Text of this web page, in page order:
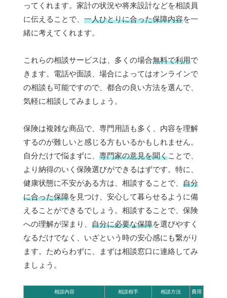
ってくれます。家計の状況や将来設計などを相談員
に伝えることで、 一人ひとりに合った保障内容を一
緒に考えてくれます。
これらの相談サービスは、多くの場合無料で利用で
きます。電話や面談、場合によってはオンラインで
の相談も可能ですので、都合の良い方法を選んで、
気軽に相談してみましょう。
保険は複雑な商品で、専門用語も多く、内容を理解
するのが難しいと感じる方もいるかもしれません。
自分だけで悩まずに、 専門家の意見を聞くことで、
より納得のいく保険選びができるはずです。特に、
健康状態に不安がある方は、相談することで、 自分
に合った保障を見つけ、安心して暮らせるように備
えることができるでしょう。相談することで、保険
への理解が深まり、 自分に必要な保障を選びやすく
なるだけでなく、いざという時の安心感にも繋がり
ます。ためらわずに、まずは相談窓口に連絡してみ
ましょう。
相談内容 相談相手 相談方法 費用